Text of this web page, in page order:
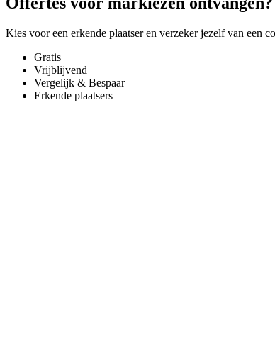
Kies voor een erkende plaatser en verzeker jezelf van
Gratis
Vrijblijvend
Vergelijk & Bespaar
Erkende plaatsers